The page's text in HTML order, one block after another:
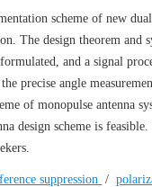
scheme of new
The design theorem
and a signal
precise angle
of monopulse antenna
design scheme is
suppression /